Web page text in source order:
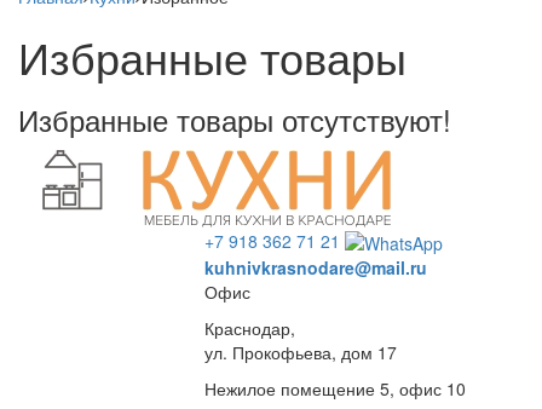
Избранные товары
Избранные товары отсутствуют!
+7 918 362 71 21
kuhnivkrasnodare@mail.ru
Офис
Краснодар,
ул. Прокофьева, дом 17
Нежилое помещение 5, офис 10